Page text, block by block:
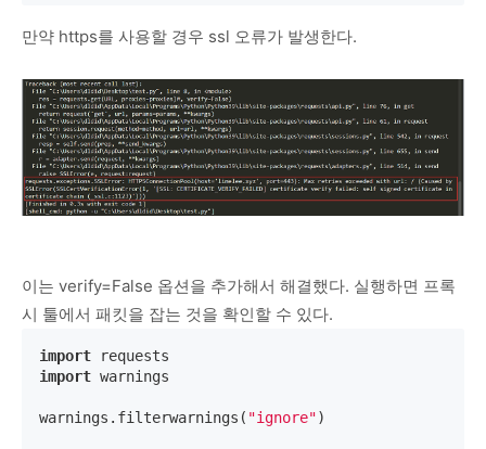
만약 https를 사용할 경우 ssl 오류가 발생한다.
이는 verify=False 옵션을 추가해서 해결했다. 실행하면 프록
시 툴에서 패킷을 잡는 것을 확인할 수 있다.
import
import warnings
warnings.filterwarnings( "ignore")